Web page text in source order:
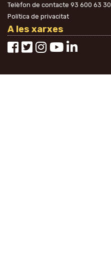
Telèfon de contacte 93 600 63 30
Política de privacitat
A les xarxes